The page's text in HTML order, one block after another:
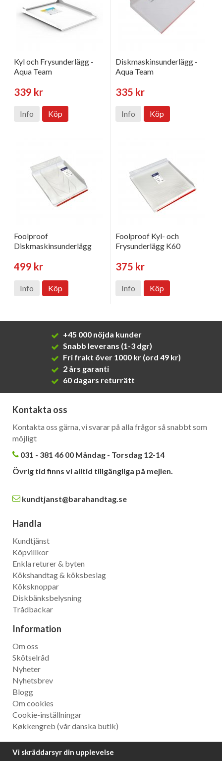
Kyl och Frysunderlägg -
Aqua Team
339 kr
Info Köp
Diskmaskinsunderlägg -
Aqua Team
335 kr
Info Köp
Foolproof
Diskmaskinsunderlägg
499 kr
Info Köp
Foolproof Kyl- och
Frysunderlägg K60
375 kr
Info Köp
+45 000 nöjda kunder
Snabb leverans (1-3 dgr)
Fri frakt över 1000 kr (ord 49 kr)
2 års garanti
60 dagars returrätt
Kontakta oss
Kontakta oss gärna, vi svarar på alla frågor så snabbt som
möjligt
031 - 381 46 00 Måndag - Torsdag 12-14
Övrig tid finns vi alltid tillgängliga på mejlen.
kundtjanst@barahandtag.se
Handla
Kundtjänst
Köpvillkor
Enkla returer & byten
Kökshandtag & köksbeslag
Köksknoppar
Diskbänksbelysning
Trådbackar
Information
Om oss
Skötselråd
Nyheter
Nyhetsbrev
Blogg
Om cookies
Cookie-inställningar
Køkkengreb (vår danska butik)
Nyhetsbrev
Vi skräddarsyr din upplevelse